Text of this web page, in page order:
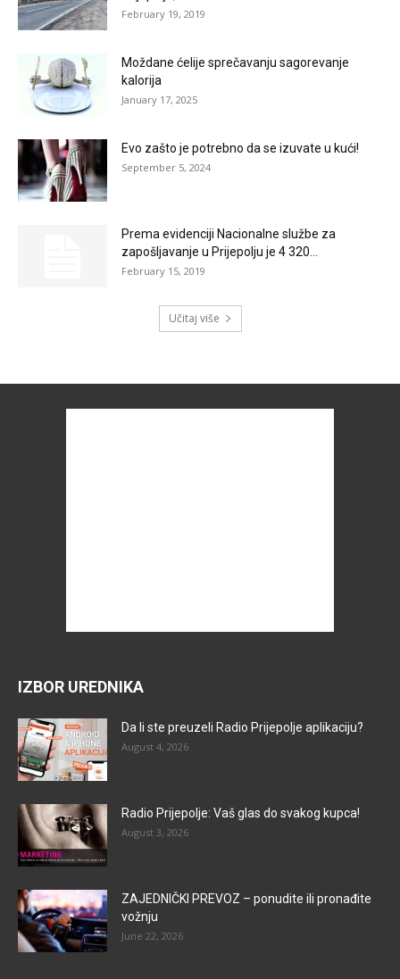
February 19, 2019
Moždane ćelije sprečavanju sagorevanje
kalorija
January 17, 2025
Evo zašto je potrebno da se izuvate u kući!
September 5, 2024
Prema evidenciji Nacionalne službe za
zapošljavanje u Prijepolju je 4 320...
February 15, 2019
Učitaj više
IZBOR UREDNIKA
Da li ste preuzeli Radio Prijepolje aplikaciju?
August 4, 2026
Radio Prijepolje: Vaš glas do svakog kupca!
August 3, 2026
ZAJEDNIČKI PREVOZ – ponudite ili pronađite
vožnju
June 22, 2026